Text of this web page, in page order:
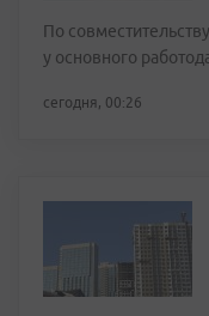
По
у основного
сегодня, 00:26